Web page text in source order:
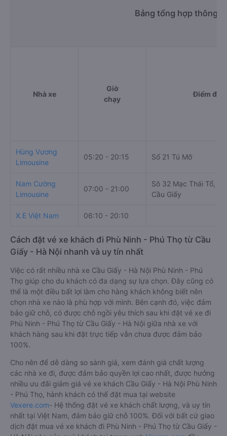
Hùng Vương
Limousine
05:20 - 20:15 Số 21 Tú Mỡ
Nam Cường
X.E Việt Nam 06:10 - 20:10
Cách đặt vé xe khách đi Phù Ninh - Phú Thọ từ Cầu
Giấy - Hà Nội nhanh và uy tín nhất
Việc có rất nhiều nhà xe Cầu Giấy - Hà Nội Phù Ninh - Phú
Thọ giúp cho du khách có đa dạng sự lựa chọn. Đây cũng có
thể là một điều bất lợi làm cho hàng khách không biết nên
chọn nhà xe nào là phù hợp với mình. Bên cạnh đó, việc đảm
bảo giữ chỗ, có được chỗ ngồi yêu thích sau khi đặt vé xe đi
Phù Ninh - Phú Thọ từ Cầu Giấy - Hà Nội giữa nhà xe với
khách hàng sau khi đặt trực tiếp vẫn chưa được đảm bảo
100%.
Cho nên để dễ dàng so sánh giá, xem đánh giá chất lượng
các nhà xe đi, được đảm bảo quyền lợi cao nhất, được hưởng
nhiều ưu đãi giảm giá vé xe khách Cầu Giấy - Hà Nội Phù Ninh
- Phú Thọ, hành khách có thể đặt mua tại website